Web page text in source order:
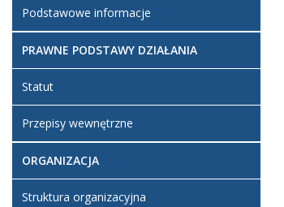
Podstawowe informacje
PRAWNE PODSTAWY DZIAŁANIA
Statut
Przepisy wewnętrzne
ORGANIZACJA
Struktura organizacyjna